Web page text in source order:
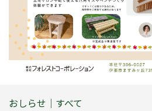
おしらせ｜すべて